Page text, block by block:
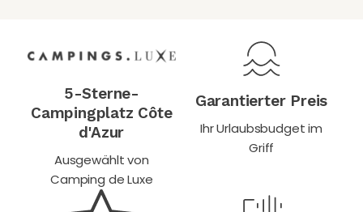
5-Sterne-
Campingplatz Côte
d'Azur
Ausgewählt von
Camping de Luxe
Garantierter Preis
Ihr Urlaubsbudget im
Griff